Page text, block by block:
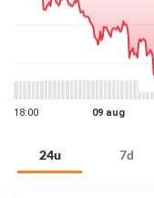
24u 7d